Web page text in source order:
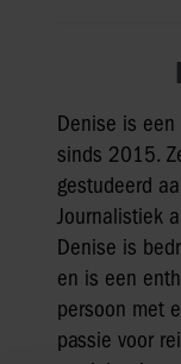
Denise is
sinds 2015.
gestudeerd
Journalistiek
Denise is
en is een
persoon met
passie voor